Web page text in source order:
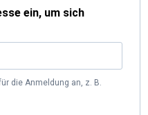
ein, um sich
die Anmeldung an, z. B.